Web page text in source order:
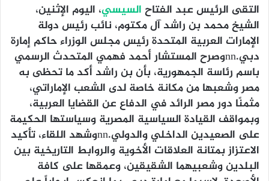
التقى الرئيس عبد الفتاح السيسي، اليوم الإثنين،
الشيخ محمد بن راشد آل مكتوم، نائب رئيس دولة
الإمارات العربية المتحدة رئيس مجلس الوزراء حاكم إمارة
دبي.nnوصرح المستشار أحمد فهمي المتحدث الرسمي
باسم رئاسة الجمهورية، بأن بن راشد أكد ما تحظى به
مصر وشعبها من مكانة خاصة لدى الشعب الإماراتي،
مثمنًا دور مصر الرائد في الدفاع عن القضايا العربية،
وبمواقف القيادة السياسية المصرية وسياستها الحكيمة
على الصعيدين الداخلي والدولي.nnوشهد اللقاء، تأكيد
الاعتزاز بمتانة العلاقات الأخوية والروابط التاريخية بين
البلدين وشعبيهما الشقيقين، وعمقها على كافة